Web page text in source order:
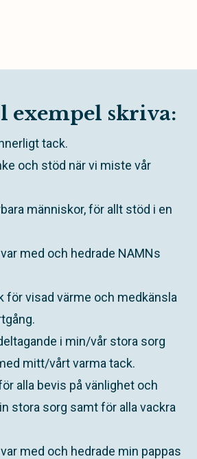
exempel skriva:
tack.
och stöd när vi miste vår
människor, för allt stöd i en
med och hedrade NAMNs
för visad värme och medkänsla
i min/vår stora sorg
mitt/vårt varma tack.
alla bevis på vänlighet och
stora sorg samt för alla vackra
med och hedrade min pappas